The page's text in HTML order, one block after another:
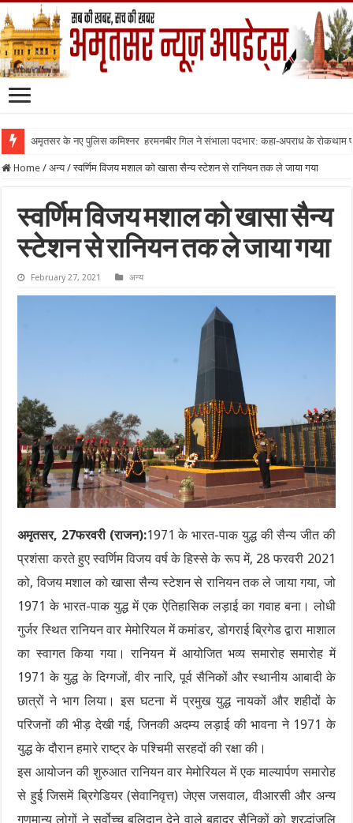
अमृतसर के नए पुलिस कमिश्नर हरमनबीर गिल ने संभाला पदभार: कहा-अपराध के रोकथाम
Home / अन्य / स्वर्णिम विजय मशाल को खासा सैन्य स्टेशन से रानियन तक ले जाया गया
स्वर्णिम विजय मशाल को खासा सैन्य
स्टेशन से रानियन तक ले जाया गया
February 27, 2021 अन्य
अमृतसर, 27फरवरी (राजन):1971 के भारत-पाक युद्ध की सैन्य जीत की
प्रशंसा करते हुए स्वर्णिम विजय वर्ष के हिस्से के रूप में, 28 फरवरी 2021
को, विजय मशाल को खासा सैन्य स्टेशन से रानियन तक ले जाया गया, जो
1971 के भारत-पाक युद्ध में एक ऐतिहासिक लड़ाई का गवाह बना। लोधी
गुर्जर स्थित रानियन वार मेमोरियल में कमांडर, डोगराई ब्रिगेड द्वारा माशाल
का स्वागत किया गया। रानियन में आयोजित भव्य समारोह समारोह में
1971 के युद्ध के दिग्गजों, वीर नारि, पूर्व सैनिकों और स्थानीय आबादी के
छात्रों ने भाग लिया। इस घटना में प्रमुख युद्ध नायकों और शहीदों के
परिजनों की भीड़ देखी गई, जिनकी अदम्य लड़ाई की भावना ने 1971 के
युद्ध के दौरान हमारे राष्ट्र के पश्चिमी सरहदों की रक्षा की।
इस आयोजन की शुरुआत रानियन वार मेमोरियल में एक माल्यार्पण समारोह
से हुई जिसमें ब्रिगेडियर (सेवानिवृत्त) जेएस जसवाल, वीआरसी और अन्य
गणमान्य लोगों ने सर्वोच्च बलिदान देने वाले बहादुर सैनिकों को श्रद्धांजलि